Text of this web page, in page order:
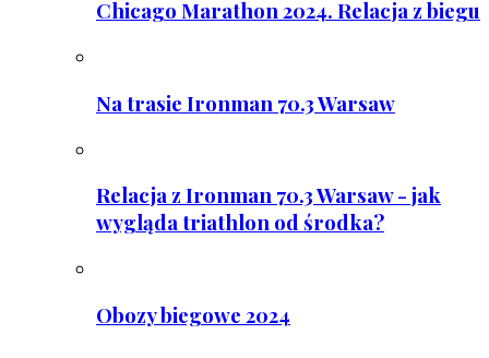
Chicago Marathon 2024. Relacja z biegu
Na trasie Ironman 70.3 Warsaw
Relacja z Ironman 70.3 Warsaw - jak
wygląda triathlon od środka?
Obozy biegowe 2024